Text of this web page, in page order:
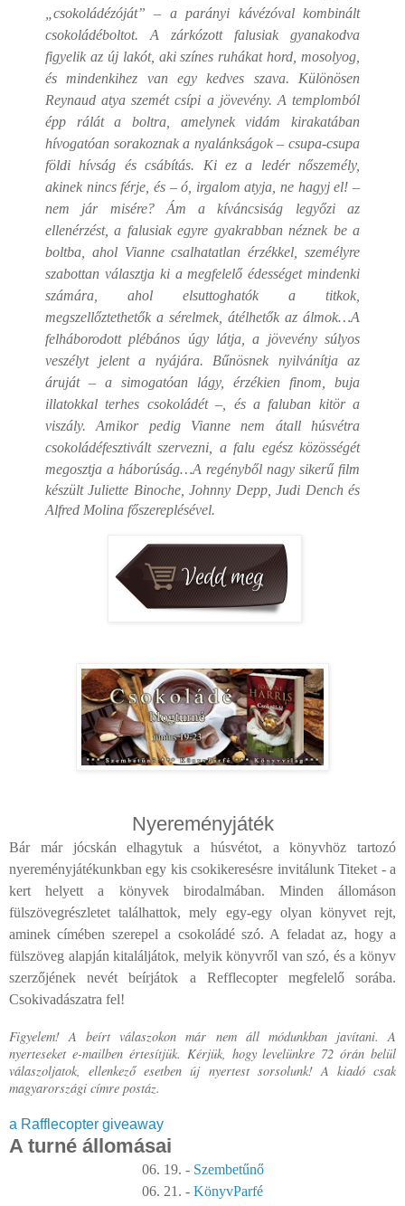
„csokoládézóját” – a parányi kávézóval kombinált
csokoládéboltot. A zárkózott falusiak gyanakodva
figyelik az új lakót, aki színes ruhákat hord, mosolyog,
és mindenkihez van egy kedves szava. Különösen
Reynaud atya szemét csípi a jövevény. A templomból
épp rálát a boltra, amelynek vidám kirakatában
hívogatóan sorakoznak a nyalánkságok – csupa-csupa
földi hívság és csábítás. Ki ez a ledér nőszemély,
akinek nincs férje, és – ó, irgalom atyja, ne hagyj el! –
nem jár misére? Ám a kíváncsiság legyőzi az
ellenérzést, a falusiak egyre gyakrabban néznek be a
boltba, ahol Vianne csalhatatlan érzékkel, személyre
szabottan választja ki a megfelelő édességet mindenki
számára, ahol elsuttoghatók a titkok,
megszellőztethetők a sérelmek, átélhetők az álmok…A
felháborodott plébános úgy látja, a jövevény súlyos
veszélyt jelent a nyájára. Bűnösnek nyilvánítja az
áruját – a simogatóan lágy, érzékien finom, buja
illatokkal terhes csokoládét –, és a faluban kitör a
viszály. Amikor pedig Vianne nem átall húsvétra
csokoládéfesztivált szervezni, a falu egész közösségét
megosztja a háborúság…A regényből nagy sikerű film
készült Juliette Binoche, Johnny Depp, Judi Dench és
Alfred Molina főszereplésével.
Nyereményjáték
Bár már jócskán elhagytuk a húsvétot, a könyvhöz tartozó
nyereményjátékunkban egy kis csokikeresésre invitálunk Titeket - a
kert helyett a könyvek birodalmában. Minden állomáson
fülszövegrészletet találhattok, mely egy-egy olyan könyvet rejt,
aminek címében szerepel a csokoládé szó. A feladat az, hogy a
fülszöveg alapján kitaláljátok, melyik könyvről van szó, és a könyv
szerzőjének nevét beírjátok a Refflecopter megfelelő sorába.
Csokivadászatra fel!
Figyelem! A beírt válaszokon már nem áll módunkban javítani. A
nyerteseket e-mailben értesítjük. Kérjük, hogy levelünkre 72 órán belül
válaszoljatok, ellenkező esetben új nyertest sorsolunk! A kiadó csak
magyarországi címre postáz.
a Rafflecopter giveaway
A turné állomásai
06. 19. - Szembetűnő
06. 21. - KönyvParfé